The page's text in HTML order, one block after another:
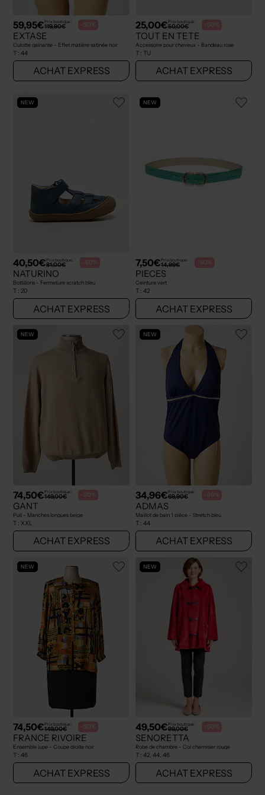
59,95€Prix boutique :
119,90€ -50%
EXTASE
Culotte gainante - Effet matière satinée noir
T : 44
ACHAT EXPRESS
25,00€Prix boutique :
50,00€ -50%
TOUT EN TETE
Accessoire pour cheveux - Bandeau rose
T : TU
ACHAT EXPRESS
NEW
40,50€Prix boutique :
81,00€ -50%
NATURINO
Bottillons - Fermeture scratch bleu
T : 20
ACHAT EXPRESS
NEW
7,50€Prix boutique :
14,99€ -50%
PIECES
Ceinture vert
T : 42
ACHAT EXPRESS
NEW
74,50€Prix boutique :
149,00€ -50%
GANT
Pull - Manches longues beige
T : XXL
ACHAT EXPRESS
NEW
34,96€Prix boutique :
69,90€ -50%
ADMAS
Maillot de bain 1 pièce - Stretch bleu
T : 44
ACHAT EXPRESS
NEW
74,50€Prix boutique :
149,00€ -50%
FRANCE RIVOIRE
Ensemble jupe - Coupe droite noir
T : 46
ACHAT EXPRESS
NEW
49,50€Prix boutique :
99,00€ -50%
SENORETTA
Robe de chambre - Col chemisier rouge
T : 42, 44, 46
ACHAT EXPRESS